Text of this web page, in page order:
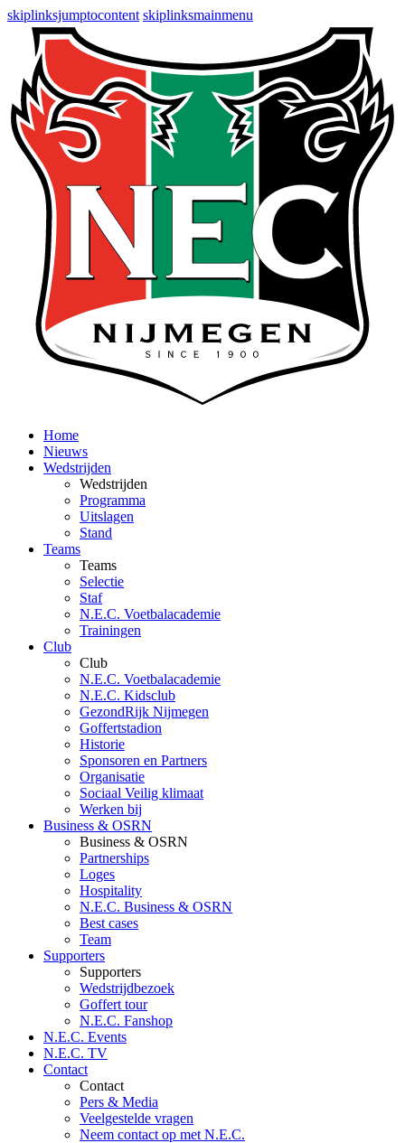
skiplinksjumptocontent skiplinksmainmenu
Home
Nieuws
Wedstrijden
Wedstrijden
Programma
Uitslagen
Stand
Teams
Teams
Selectie
Staf
N.E.C. Voetbalacademie
Trainingen
Club
Club
N.E.C. Voetbalacademie
N.E.C. Kidsclub
GezondRijk Nijmegen
Goffertstadion
Historie
Sponsoren en Partners
Organisatie
Sociaal Veilig klimaat
Werken bij
Business & OSRN
Business & OSRN
Partnerships
Loges
Hospitality
N.E.C. Business & OSRN
Best cases
Team
Supporters
Supporters
Wedstrijdbezoek
Goffert tour
N.E.C. Fanshop
N.E.C. Events
N.E.C. TV
Contact
Contact
Pers & Media
Veelgestelde vragen
Neem contact op met N.E.C.